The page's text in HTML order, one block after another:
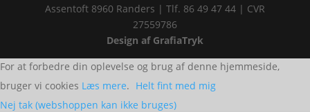
Assentoft 8960 Randers | Tlf. 86 49 47 44 | CVR
27559786
Design af GrafiaTryk
For at forbedre din oplevelse og brug af denne hjemmeside,
bruger vi cookies Læs mere. Helt fint med mig
Nej tak (webshoppen kan ikke bruges)